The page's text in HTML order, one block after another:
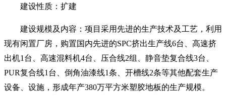
建设性质： 扩建
建设规模及内容： 项目采用先进的生产技术及工艺，利用
现有闲置厂房，购置国内先进的SPC挤出生产线6台、高速挤
出机1 台、高速混料机4台、压合线2组、静音垫复合线3台、
PUR复合线1 台、倒角油漆线1条、开槽线2条等其他配套生产
设备、设施，形成年产380万平方米塑胶地板的生产规模。